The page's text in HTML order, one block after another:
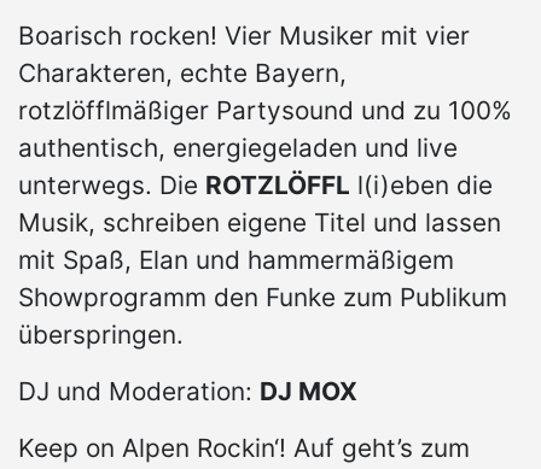
Boarisch rocken! Vier Musiker mit vier
Charakteren, echte Bayern,
rotzlöfflmäßiger Partysound und zu 100%
authentisch, energiegeladen und live
unterwegs. Die ROTZLÖFFL l(i)eben die
Musik, schreiben eigene Titel und lassen
mit Spaß, Elan und hammermäßigem
Showprogramm den Funke zum Publikum
überspringen.
DJ und Moderation: DJ MOX
Keep on Alpen Rockin‘! Auf geht’s zum